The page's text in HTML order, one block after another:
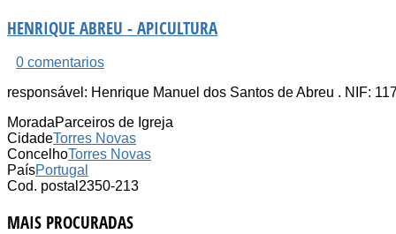
HENRIQUE ABREU - APICULTURA
0 comentarios
responsável: Henrique Manuel dos Santos de Abreu . NIF:
MoradaParceiros de Igreja
CidadeTorres Novas
ConcelhoTorres Novas
PaísPortugal
Cod. postal 2350-213
MAIS PROCURADAS